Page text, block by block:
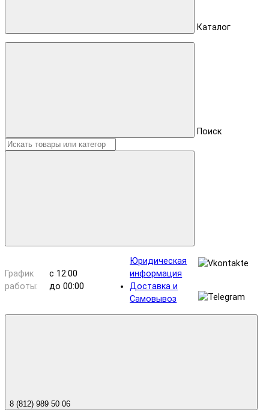
Каталог
Поиск
График
работы:
с 12:00
до 00:00
Юридическая
информация
Доставка и
Самовывоз
8 (812) 989 50 06